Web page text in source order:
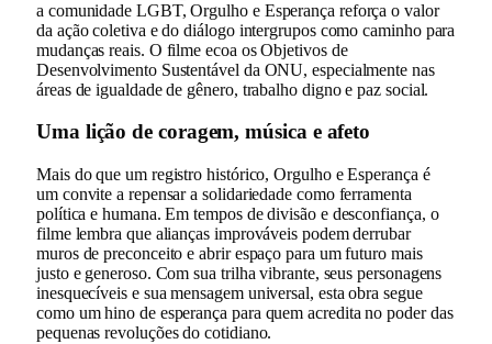
a comunidade LGBT, Orgulho e Esperança reforça o valor
da ação coletiva e do diálogo intergrupos como caminho para
mudanças reais. O filme ecoa os Objetivos de
Desenvolvimento Sustentável da ONU, especialmente nas
áreas de igualdade de gênero, trabalho digno e paz social.
Uma lição de coragem, música e afeto
Mais do que um registro histórico, Orgulho e Esperança é
um convite a repensar a solidariedade como ferramenta
política e humana. Em tempos de divisão e desconfiança, o
filme lembra que alianças improváveis podem derrubar
muros de preconceito e abrir espaço para um futuro mais
justo e generoso. Com sua trilha vibrante, seus personagens
inesquecíveis e sua mensagem universal, esta obra segue
como um hino de esperança para quem acredita no poder das
pequenas revoluções do cotidiano.